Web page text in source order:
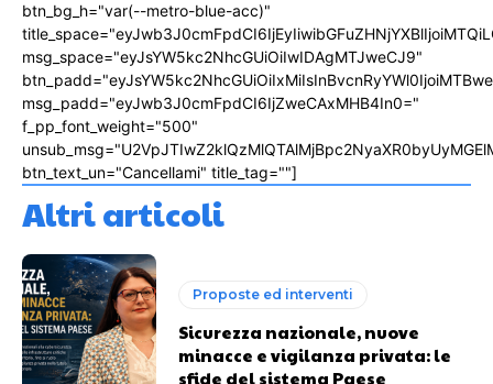
btn_bg_h="var(--metro-blue-acc)"
msg_space="eyJsYW5kc2NhcGUiOiIwIDAgMTJweCJ9"
msg_padd="eyJwb3J0cmFpdCI6IjZweCAxMHB4In0="
f_pp_font_weight="500"
btn_text_un="Cancellami" title_tag=""]
Altri articoli
Proposte ed interventi
Sicurezza nazionale, nuove
minacce e vigilanza privata: le
sfide del sistema Paese